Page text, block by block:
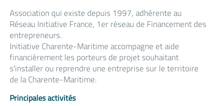
Association qui existe depuis 1997, adhérente au
Réseau Initiative France, 1er réseau de Financement des
entrepreneurs.
Initiative Charente-Maritime accompagne et aide
financièrement les porteurs de projet souhaitant
s'installer ou reprendre une entreprise sur le territoire
de la Charente-Maritime.
Principales activités